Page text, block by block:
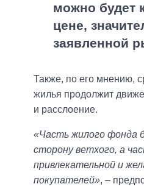
можно будет
цене,
заявленной
Также, по его мнению,
жилья продолжит
и расслоение.
«Часть жилого фонда
сторону ветхого, а
привлекательной и
покупателей», –